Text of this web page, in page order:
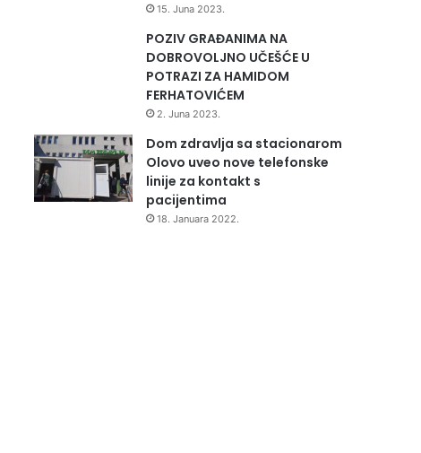
15. Juna 2023.
POZIV GRAĐANIMA NA
DOBROVOLJNO UČEŠĆE U
POTRAZI ZA HAMIDOM
FERHATOVIĆEM
2. Juna 2023.
Dom zdravlja sa stacionarom
Olovo uveo nove telefonske
linije za kontakt s
pacijentima
18. Januara 2022.